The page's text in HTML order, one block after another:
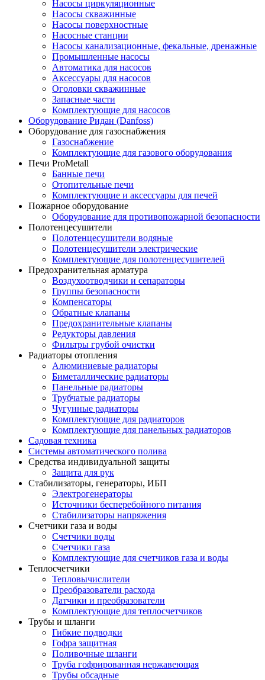
Насосы циркуляционные
Насосы скважинные
Насосы поверхностные
Насосные станции
Насосы канализационные, фекальные, дренажные
Промышленные насосы
Автоматика для насосов
Аксессуары для насосов
Оголовки скважинные
Запасные части
Комплектующие для насосов
Оборудование Ридан (Danfoss)
Оборудование для газоснабжения
Газоснабжение
Комплектующие для газового оборудования
Печи ProMetall
Банные печи
Отопительные печи
Комплектующие и аксессуары для печей
Пожарное оборудование
Оборудование для противопожарной безопасности
Полотенцесушители
Полотенцесушители водяные
Полотенцесушители электрические
Комплектующие для полотенцесушителей
Предохранительная арматура
Воздухоотводчики и сепараторы
Группы безопасности
Компенсаторы
Обратные клапаны
Предохранительные клапаны
Редукторы давления
Фильтры грубой очистки
Радиаторы отопления
Алюминиевые радиаторы
Биметаллические радиаторы
Панельные радиаторы
Трубчатые радиаторы
Чугунные радиаторы
Комплектующие для радиаторов
Комплектующие для панельных радиаторов
Садовая техника
Системы автоматического полива
Средства индивидуальной защиты
Защита для рук
Стабилизаторы, генераторы, ИБП
Электрогенераторы
Источники бесперебойного питания
Стабилизаторы напряжения
Счетчики газа и воды
Счетчики воды
Счетчики газа
Комплектующие для счетчиков газа и воды
Теплосчетчики
Тепловычислители
Преобразователи расхода
Датчики и преобразователи
Комплектующие для теплосчетчиков
Трубы и шланги
Гибкие подводки
Гофра защитная
Поливочные шланги
Труба гофрированная нержавеющая
Трубы обсадные